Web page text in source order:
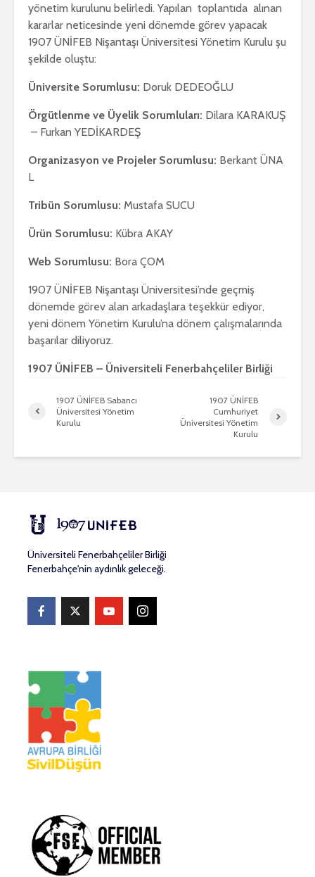
yönetim kurulunu belirledi. Yapılan toplantıda alınan
kararlar neticesinde yeni dönemde görev yapacak
1907 ÜNİFEB Nişantaşı Üniversitesi Yönetim Kurulu şu
şekilde oluştu:
Üniversite Sorumlusu: Doruk DEDEOĞLU
Örgütlenme ve Üyelik Sorumluları: Dilara KARAKUŞ
– Furkan YEDİKARDEŞ
Organizasyon ve Projeler Sorumlusu: Berkant ÜNA
L
Tribün Sorumlusu: Mustafa SUCU
Ürün Sorumlusu: Kübra AKAY
Web Sorumlusu: Bora ÇOM
1907 ÜNİFEB Nişantaşı Üniversitesi’nde geçmiş
dönemde görev alan arkadaşlara teşekkür ediyor,
yeni dönem Yönetim Kurulu’na dönem çalışmalarında
başarılar diliyoruz.
1907 ÜNİFEB – Üniversiteli Fenerbahçeliler Birliği
1907 ÜNİFEB Sabancı
Üniversitesi Yönetim
Kurulu
1907 ÜNİFEB
Cumhuriyet
Üniversitesi Yönetim
Kurulu
Üniversiteli Fenerbahçeliler Birliği
Fenerbahçe'nin aydınlık geleceği.